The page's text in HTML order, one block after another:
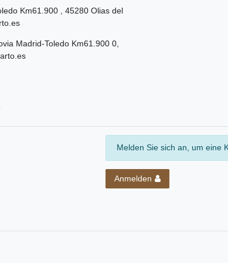
Km61.900 45280 Olias del
Madrid-Toledo Km61.900 0
Melden Sie sich an, um eine
Anmelden